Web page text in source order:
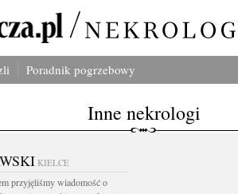
Poradnik pogrzebowy
Inne nekrologi
KIELCE
przyjęliśmy wiadomość o